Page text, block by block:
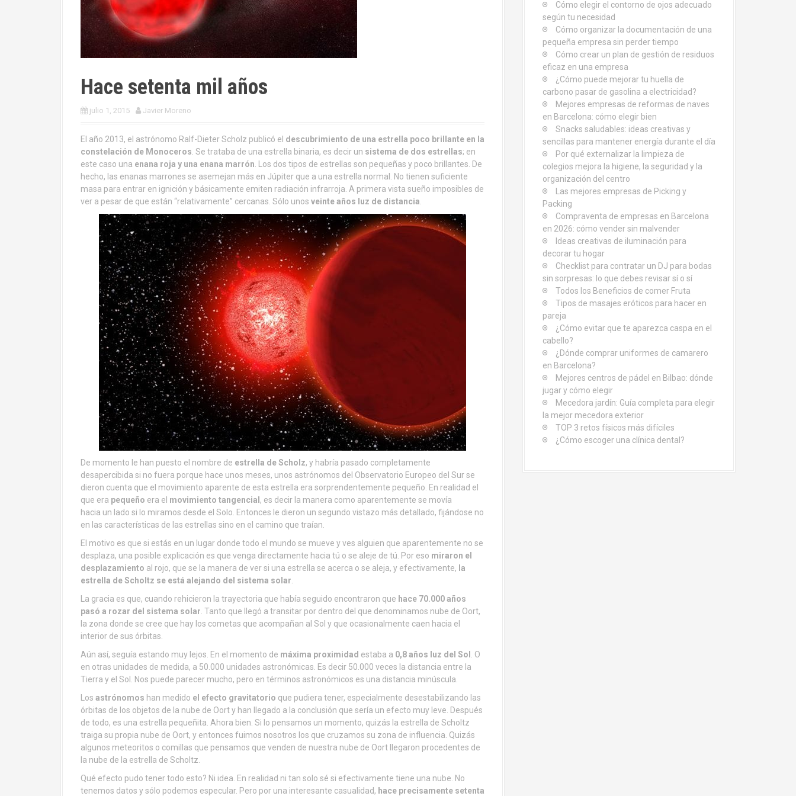
Hace setenta mil años
julio 1, 2015 Javier Moreno
El año 2013, el astrónomo Ralf-Dieter Scholz publicó el descubrimiento de una estrella poco brillante en la
constelación de Monoceros . Se trataba de una estrella binaria, es decir un sistema de dos estrellas; en
este caso una enana roja y una enana marrón . Los dos tipos de estrellas son pequeñas y poco brillantes. De
hecho, las enanas marrones se asemejan más en Júpiter que a una estrella normal. No tienen suficiente
masa para entrar en ignición y básicamente emiten radiación infrarroja. A primera vista sueño imposibles de
ver a pesar de que están “relativamente” cercanas. Sólo unos veinte años luz de distancia
De momento le han puesto el nombre de estrella de Scholz, y habría pasado completamente
desapercibida si no fuera porque hace unos meses, unos astrónomos del Observatorio Europeo del Sur se
dieron cuenta que el movimiento aparente de esta estrella era sorprendentemente pequeño. En realidad el
que era pequeño era el movimiento tangencial , es decir la manera como aparentemente se movía
hacia un lado si lo miramos desde el Solo. Entonces le dieron un segundo vistazo más detallado, fijándose no
en las características de las estrellas sino en el camino que traían.
El motivo es que si estás en un lugar donde todo el mundo se mueve y ves alguien que aparentemente no se
desplaza, una posible explicación es que venga directamente hacia tú o se aleje de tú. Por eso miraron el
desplazamiento al rojo, que se la manera de ver si una estrella se acerca o se aleja, y efectivamente, la
estrella de Scholtz se está alejando del sistema solar
La gracia es que, cuando rehicieron la trayectoria que había seguido encontraron que hace 70.000 años
pasó a rozar del sistema solar . Tanto que llegó a transitar por dentro del que denominamos nube de Oort,
la zona donde se cree que hay los cometas que acompañan al Sol y que ocasionalmente caen hacia el
interior de sus órbitas.
Aún así, seguía estando muy lejos. En el momento de máxima proximidad estaba a 0,8 años luz del Sol
. O
en otras unidades de medida, a 50.000 unidades astronómicas. Es decir 50.000 veces la distancia entre la
Tierra y el Sol. Nos puede parecer mucho, pero en términos astronómicos es una distancia minúscula.
Los astrónomos han medido el efecto gravitatorio que pudiera tener, especialmente desestabilizando las
órbitas de los objetos de la nube de Oort y han llegado a la conclusión que sería un efecto muy leve. Después
de todo, es una estrella pequeñita. Ahora bien. Si lo pensamos un momento, quizás la estrella de Scholtz
traiga su propia nube de Oort, y entonces fuimos nosotros los que cruzamos su zona de influencia. Quizás
algunos meteoritos o comillas que pensamos que venden de nuestra nube de Oort llegaron procedentes de
la nube de la estrella de Scholtz.
Qué efecto pudo tener todo esto? Ni idea. En realidad ni tan solo sé si efectivamente tiene una nube. No
tenemos datos y sólo podemos especular. Pero por una interesante casualidad, hace precisamente setenta
Cómo elegir el contorno de ojos adecuado
según tu necesidad
Cómo organizar la documentación de una
pequeña empresa sin perder tiempo
Cómo crear un plan de gestión de residuos
eficaz en una empresa
¿Cómo puede mejorar tu huella de
carbono pasar de gasolina a electricidad?
Mejores empresas de reformas de naves
en Barcelona: cómo elegir bien
Snacks saludables: ideas creativas y
sencillas para mantener energía durante el día
Por qué externalizar la limpieza de
colegios mejora la higiene, la seguridad y la
organización del centro
Las mejores empresas de Picking y
Packing
Compraventa de empresas en Barcelona
en 2026: cómo vender sin malvender
Ideas creativas de iluminación para
decorar tu hogar
Checklist para contratar un DJ para bodas
sin sorpresas: lo que debes revisar sí o sí
Todos los Beneficios de comer Fruta
Tipos de masajes eróticos para hacer en
pareja
¿Cómo evitar que te aparezca caspa en el
cabello?
¿Dónde comprar uniformes de camarero
en Barcelona?
Mejores centros de pádel en Bilbao: dónde
jugar y cómo elegir
Mecedora jardín: Guía completa para elegir
la mejor mecedora exterior
TOP 3 retos físicos más difíciles
¿Cómo escoger una clínica dental?